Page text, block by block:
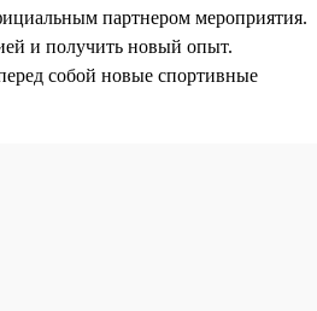
партнером мероприятия.
и получить новый опыт.
собой новые спортивные